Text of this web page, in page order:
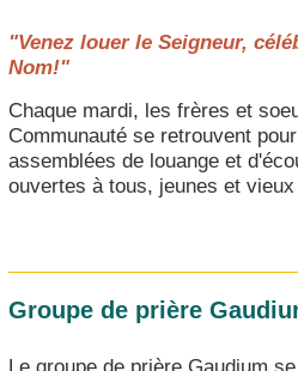
"Venez louer le Seigneur,
Nom!"
Chaque mardi, les frères et
Communauté se retrouvent
assemblées de louange et
ouvertes à tous, jeunes et
Groupe de prière
Le groupe de prière Gaudium